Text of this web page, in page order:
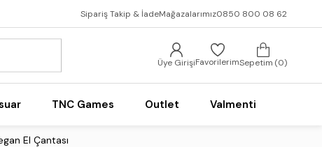
Sipariş Takip & İadeMağazalarımız0850 800 08 62
Üye GirişiFavorilerimSepetim 0
TNC Games Outlet Valmenti
El Çantası